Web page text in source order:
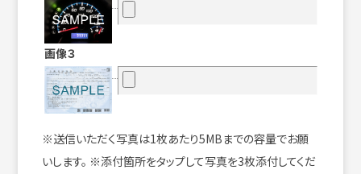
画像３
※送信いただく写真は1枚あたり5MBまでの容量でお願
いします。 ※添付箇所をタップして写真を3枚添付してくだ